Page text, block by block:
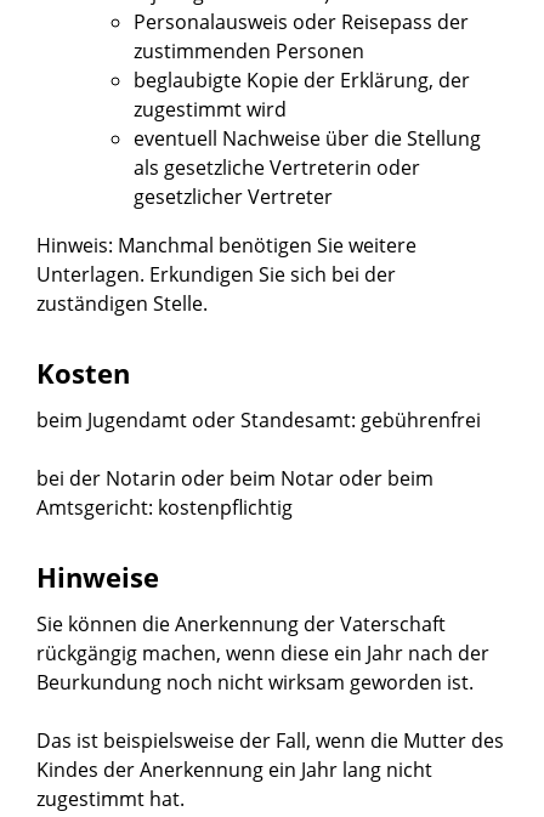
Personalausweis oder Reisepass der
zustimmenden Personen
beglaubigte Kopie der Erklärung, der
zugestimmt wird
eventuell Nachweise über die Stellung
als gesetzliche Vertreterin oder
gesetzlicher Vertreter
Hinweis: Manchmal benötigen Sie weitere
Unterlagen. Erkundigen Sie sich bei der
zuständigen Stelle.
Kosten
beim Jugendamt oder Standesamt: gebührenfrei
bei der Notarin oder beim Notar oder beim
Amtsgericht: kostenpflichtig
Hinweise
Sie können die Anerkennung der Vaterschaft
rückgängig machen, wenn diese ein Jahr nach der
Beurkundung noch nicht wirksam geworden ist.
Das ist beispielsweise der Fall, wenn die Mutter des
Kindes der Anerkennung ein Jahr lang nicht
zugestimmt hat.